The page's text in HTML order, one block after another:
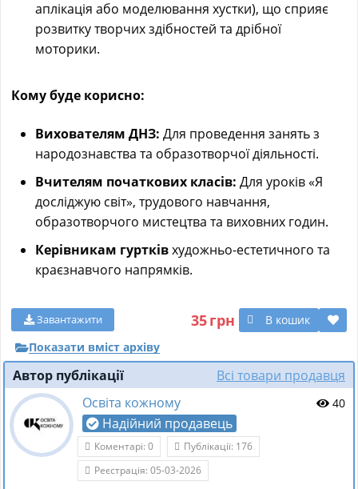
аплікація або моделювання хустки), що сприяє
розвитку творчих здібностей та дрібної
моторики.
Кому буде корисно:
Вихователям ДНЗ: Для проведення занять з
народознавства та образотворчої діяльності.
Вчителям початкових класів: Для уроків «Я
досліджую світ», трудового навчання,
образотворчого мистецтва та виховних годин.
Керівникам гуртківхудожньо-естетичного та
краєзнавчого напрямків.
35грн В кошик
Завантажити
Показати вміст архіву
Автор публікації
Всі товари продавця
Освіта кожному
Надійний продавець
40
Коментарі: 0
Публікації: 176
Реєстрація: 05-03-2026